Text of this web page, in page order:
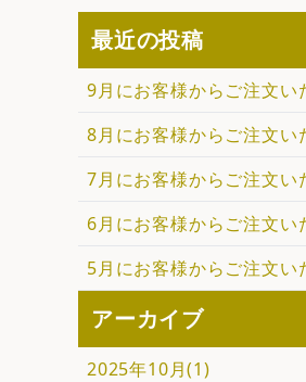
最近の投稿
9月にお客様からご注文い
8月にお客様からご注文い
7月にお客様からご注文い
6月にお客様からご注文い
5月にお客様からご注文い
アーカイブ
2025年10月(1)